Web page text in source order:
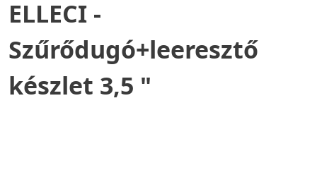
ELLECI -
Szűrődugó+leeresztő
készlet 3,5 "